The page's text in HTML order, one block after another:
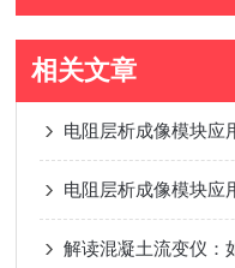
相关文章
解读混凝土流变仪：